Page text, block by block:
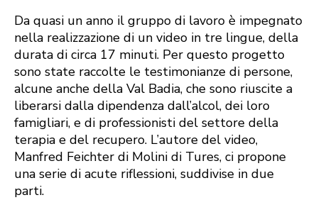
Da quasi un anno il gruppo di lavoro è impegnato
nella realizzazione di un video in tre lingue, della
durata di circa 17 minuti. Per questo progetto
sono state raccolte le testimonianze di persone,
alcune anche della Val Badia, che sono riuscite a
liberarsi dalla dipendenza dall’alcol, dei loro
famigliari, e di professionisti del settore della
terapia e del recupero. L’autore del video,
Manfred Feichter di Molini di Tures, ci propone
una serie di acute riflessioni, suddivise in due
parti.